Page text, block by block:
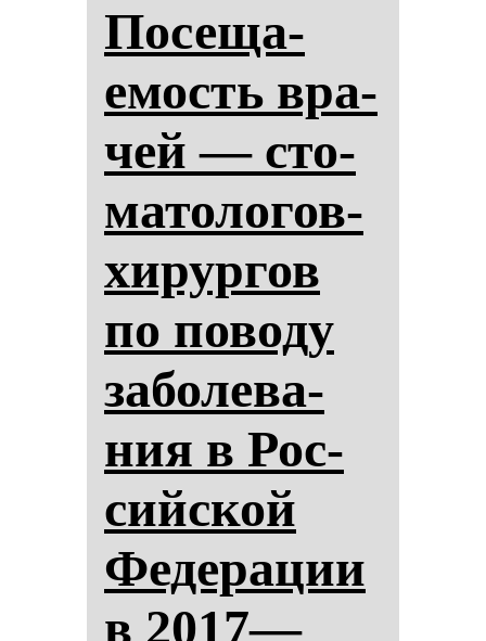
По­се­ща­
емость вра­
чей — сто­
ма­то­ло­гов-
хи­рур­гов
по по­во­ду
за­бо­ле­ва­
ния в Рос­
сий­ской
Фе­де­ра­ции
в 2017—